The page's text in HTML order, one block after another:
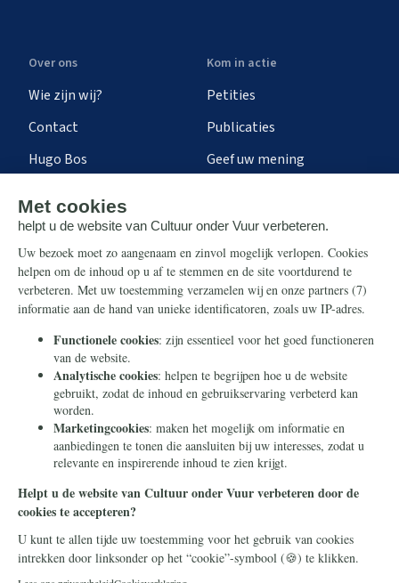
Over ons
Wie zijn wij?
Contact
Hugo Bos
Kom in actie
Petities
Publicaties
Geef uw mening
Steun ons
Nieuwsbrief
Eenmalig
Maandelijks
Periodiek
Nalaten
Zelf overschrijven
Info
Contact
Ontvang onze Telegram-
berichten
© 2026 Stichting Civitas Christiana
Cookieverklaring